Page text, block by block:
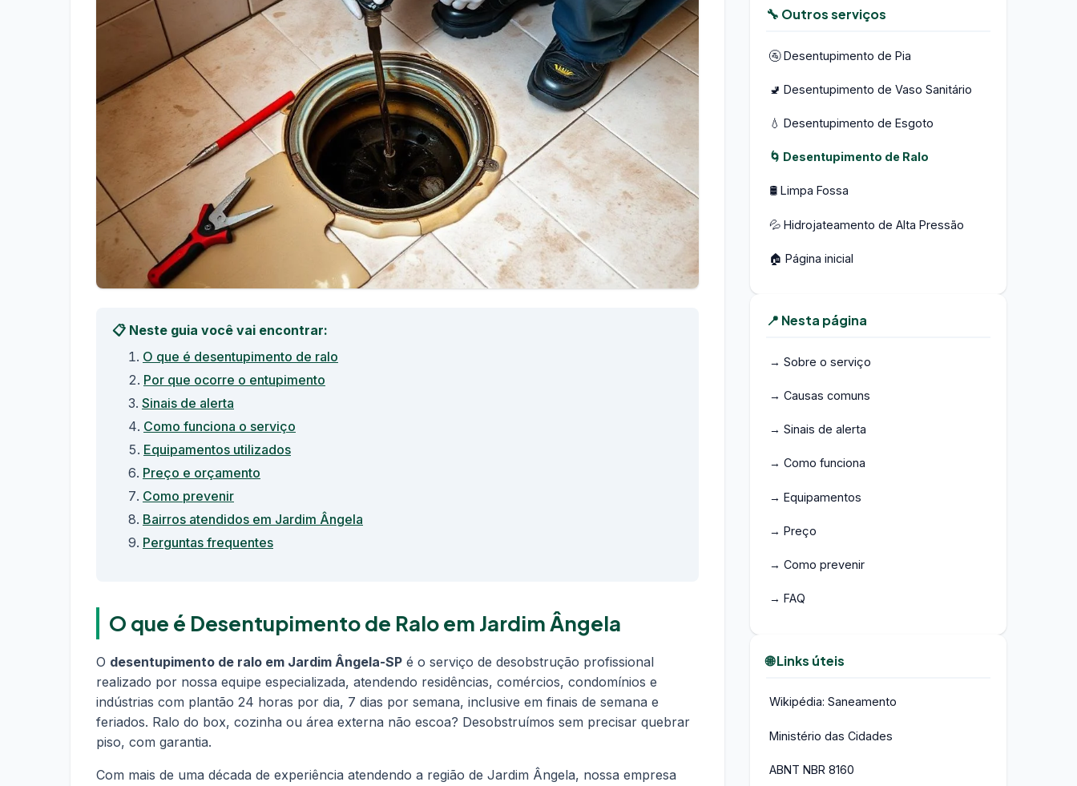
📋 Neste guia você vai encontrar:
O que é desentupimento de ralo
Por que ocorre o entupimento
Sinais de alerta
Como funciona o serviço
Equipamentos utilizados
Preço e orçamento
Como prevenir
Bairros atendidos em Jardim Ângela
Perguntas frequentes
O que é Desentupimento de Ralo em Jardim Ângela
O desentupimento de ralo em Jardim Ângela-SP é o serviço de desobstrução profissional
realizado por nossa equipe especializada, atendendo residências, comércios, condomínios e
indústrias com plantão 24 horas por dia, 7 dias por semana, inclusive em finais de semana e
feriados. Ralo do box, cozinha ou área externa não escoa? Desobstruímos sem precisar quebrar
piso, com garantia.
Com mais de uma década de experiência atendendo a região de Jardim Ângela, nossa empresa
🔧 Outros serviços
🚰 Desentupimento de Pia
🚽 Desentupimento de Vaso Sanitário
💧 Desentupimento de Esgoto
🌀 Desentupimento de Ralo
🛢️ Limpa Fossa
💦 Hidrojateamento de Alta Pressão
🏠 Página inicial
📍 Nesta página
→ Sobre o serviço
→ Causas comuns
→ Sinais de alerta
→ Como funciona
→ Equipamentos
→ Preço
→ Como prevenir
→ FAQ
🌐 Links úteis
Wikipédia: Saneamento
Ministério das Cidades
ABNT NBR 8160